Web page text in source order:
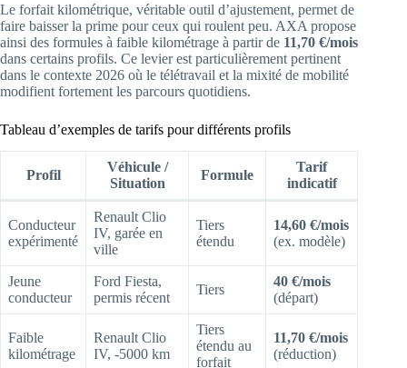
Le forfait kilométrique, véritable outil d’ajustement, permet de
faire baisser la prime pour ceux qui roulent peu. AXA propose
ainsi des formules à faible kilométrage à partir de 11,70 €/mois
dans certains profils. Ce levier est particulièrement pertinent
dans le contexte 2026 où le télétravail et la mixité de mobilité
modifient fortement les parcours quotidiens.
Tableau d’exemples de tarifs pour différents profils
Profil
Véhicule /
Situation
Formule
Tarif
indicatif
Conducteur
expérimenté
Renault Clio
IV, garée en
ville
Tiers
étendu
14,60 €/mois
(ex. modèle)
Jeune
conducteur
Ford Fiesta,
permis récent
Tiers
40 €/mois
(départ)
Faible
kilométrage
Renault Clio
IV, -5000 km
Tiers
étendu au
forfait
11,70 €/mois
(réduction)